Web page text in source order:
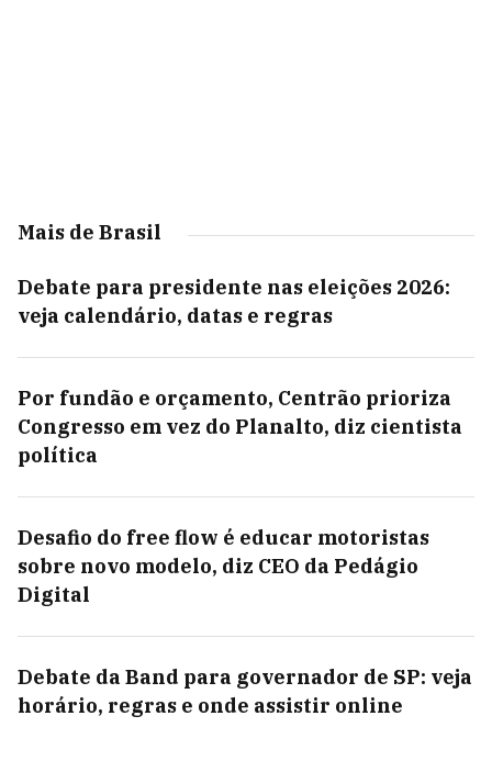
Mais de Brasil
Debate para presidente nas eleições 2026:
veja calendário, datas e regras
Por fundão e orçamento, Centrão prioriza
Congresso em vez do Planalto, diz cientista
política
Desafio do free flow é educar motoristas
sobre novo modelo, diz CEO da Pedágio
Digital
Debate da Band para governador de SP: veja
horário, regras e onde assistir online